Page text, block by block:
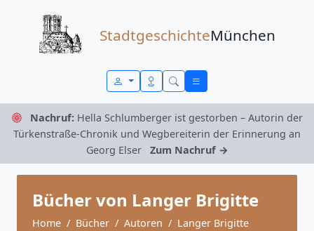
StadtgeschichteMünchen
Nachruf: Hella Schlumberger ist gestorben – Autorin der
Türkenstraße-Chronik und Wegbereiterin der Erinnerung an
Georg Elser
Zum Nachruf →
Bücher von Langer Brigitte
Home Bücher Autoren Langer Brigitte